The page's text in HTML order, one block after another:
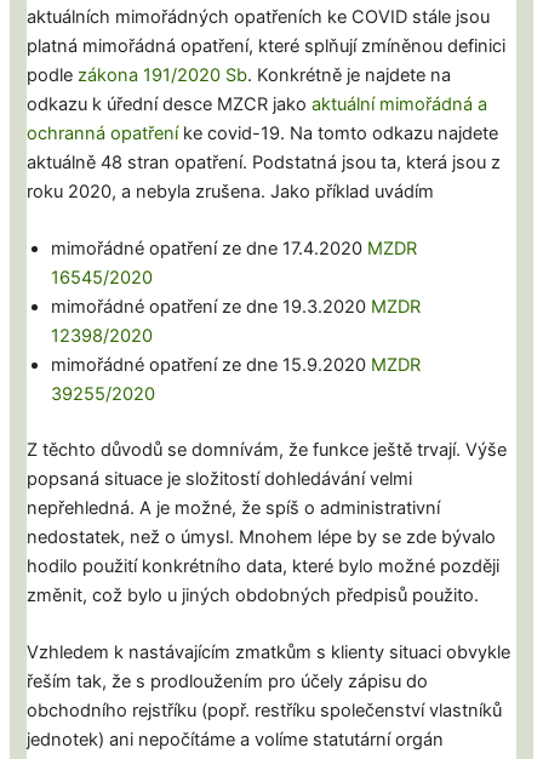
aktuálních mimořádných opatřeních ke COVID stále jsou
platná mimořádná opatření, které splňují zmíněnou definici
podlezákona 191/2020 Sb. Konkrétně je najdete na
odkazu k úřední desce MZCR jakoaktuální mimořádná a
ochranná opatřeníke covid-19. Na tomto odkazu najdete
aktuálně 48 stran opatření. Podstatná jsou ta, která jsou z
roku 2020, a nebyla zrušena. Jako příklad uvádím
mimořádné opatření ze dne 17.4.2020 MZDR
16545/2020
mimořádné opatření ze dne 19.3.2020 MZDR
12398/2020
mimořádné opatření ze dne 15.9.2020 MZDR
39255/2020
Z těchto důvodů se domnívám, že funkce ještě trvají. Výše
popsaná situace je složitostí dohledávání velmi
nepřehledná. A je možné, že spíš o administrativní
nedostatek, než o úmysl. Mnohem lépe by se zde bývalo
hodilo použití konkrétního data, které bylo možné později
změnit, což bylo u jiných obdobných předpisů použito.
Vzhledem k nastávajícím zmatkům s klienty situaci obvykle
řeším tak, že s prodloužením pro účely zápisu do
obchodního rejstříku (popř. restříku společenství vlastníků
jednotek) ani nepočítáme a volíme statutární orgán